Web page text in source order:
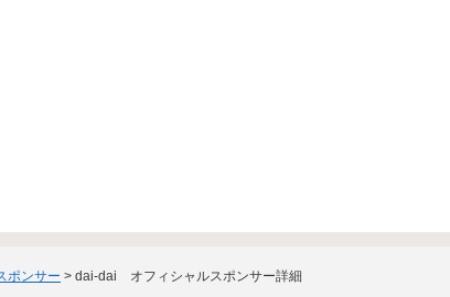
ポンサー > dai-dai オフィシャルスポンサー詳細